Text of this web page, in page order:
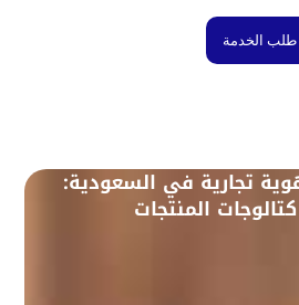
في السعودية:
المنتجات